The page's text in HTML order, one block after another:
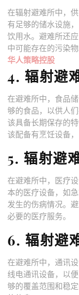
在辐射避难所中，
有足够的储水设施
饮用水。避难所还
中可能存在的污染物
华人策略控股
4. 辐射避
在避难所中，食品
够的食品，以供人
该具备长期保存的
该配备有烹饪设备
5. 辐射避
在避难所中，医疗
本的医疗设备，如
发生的伤病情况。
必要的医疗服务。
6. 辐射避
在避难所中，通讯
线电通讯设备，以
够的覆盖范围和稳